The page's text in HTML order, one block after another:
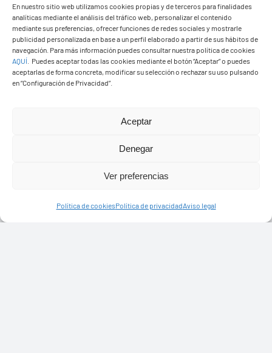
En nuestro sitio web utilizamos cookies propias y de terceros para finalidades
analíticas mediante el análisis del tráfico web, personalizar el contenido
mediante sus preferencias, ofrecer funciones de redes sociales y mostrarle
publicidad personalizada en base a un perfil elaborado a partir de sus hábitos de
navegación. Para más información puedes consultar nuestra política de cookies
AQUÍ
Puedes aceptar todas las cookies mediante el botón “Aceptar” o puedes
aceptarlas de forma concreta, modificar su selección o rechazar su uso pulsando
en “Configuración de Privacidad”.
Aceptar
Denegar
Ver preferencias
Política de cookiesPolítica de privacidadAviso legal
PASEOS EN CAMELLO